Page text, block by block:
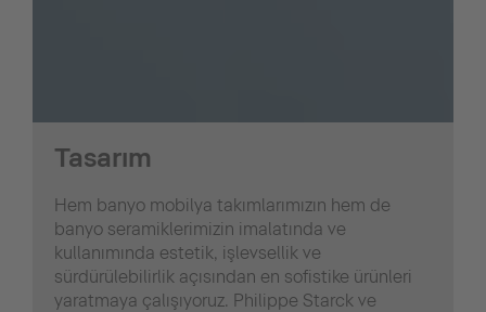
Tasarım
Hem banyo mobilya takımlarımızın hem de
banyo seramiklerimizin imalatında ve
kullanımında estetik, işlevsellik ve
sürdürülebilirlik açısından en sofistike ürünleri
yaratmaya çalışıyoruz. Philippe Starck ve